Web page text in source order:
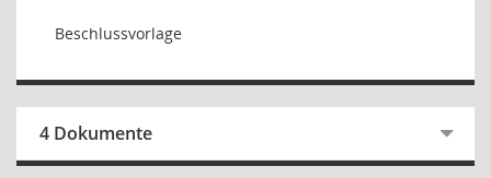
Beschlussvorlage
4 Dokumente